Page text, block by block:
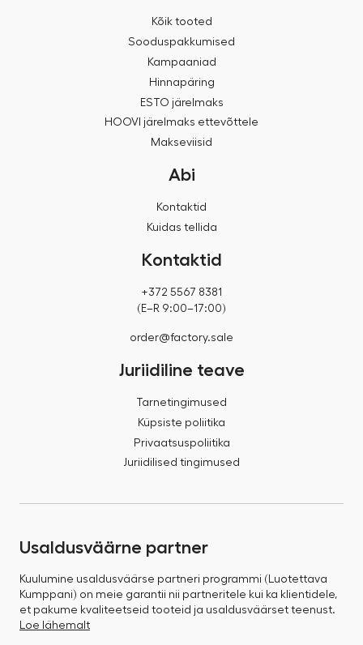
Kõik tooted
Sooduspakkumised
Kampaaniad
Hinnapäring
ESTO järelmaks
HOOVI järelmaks ettevõttele
Makseviisid
Abi
Kontaktid
Kuidas tellida
Kontaktid
+372 5567 8381
(E–R 9:00–17:00)
order@factory.sale
Juriidiline teave
Tarnetingimused
Küpsiste poliitika
Privaatsuspoliitika
Juriidilised tingimused
Usaldusväärne partner
Kuulumine usaldusväärse partneri programmi (Luotettava
Kumppani) on meie garantii nii partneritele kui ka klientidele,
et pakume kvaliteetseid tooteid ja usaldusväärset teenust.
Loe lähemalt